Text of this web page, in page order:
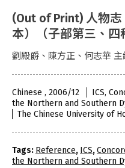
(Out of Print) 人物
本）（子部第三、四
劉殿爵、陳方正、何志華 主
Chinese , 2006/12
ICS,
the Northern and Southern
The Chinese University of
Tags: Reference, ICS,
the Northern and Southern